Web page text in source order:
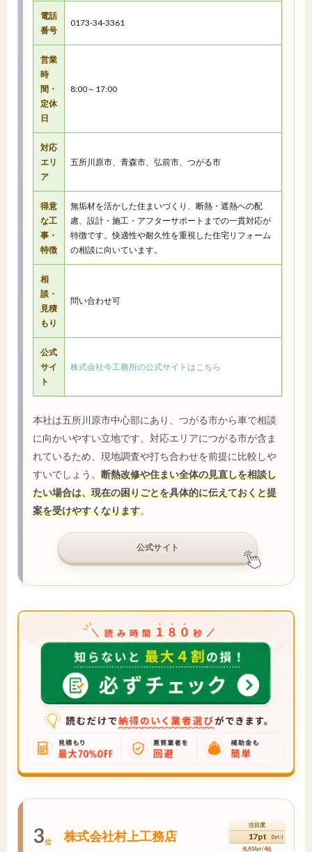
電話
番号
0173-34-3361
営業
時
間・
定休
日
8:00～17:00
対応
エリ
ア
五所川原市、青森市、弘前市、つがる市
得意
な工
事・
特徴
無垢材を活かした住まいづくり、断熱・遮熱への配
慮、設計・施工・アフターサポートまでの一貫対応が
特徴です。快適性や耐久性を重視した住宅リフォーム
の相談に向いています。
相
談・
見積
もり
問い合わせ可
公式
サイ
ト
株式会社今工務所の公式サイトはこちら
本社は五所川原市中心部にあり、つがる市から車で相談
に向かいやすい立地です。対応エリアにつがる市が含ま
れているため、現地調査や打ち合わせを前提に比較しや
すいでしょう。 断熱改修や住まい全体の見直しを相談し
たい場合は、現在の困りごとを具体的に伝えておくと提
案を受けやすくなります。
公式サイト
3位 株式会社村上工務店
注目度
17pt (3pt↑)
先月14pt / 4位